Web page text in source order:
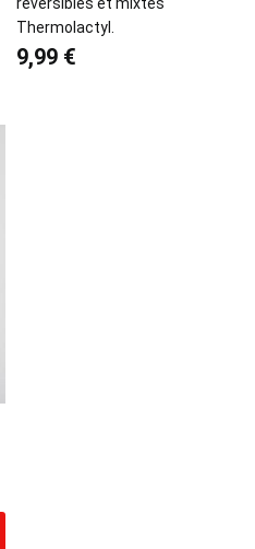
Thermolactyl.
9,99 €